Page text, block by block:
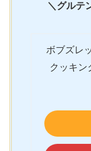
＼グルテ
ボブズレ
クッキン